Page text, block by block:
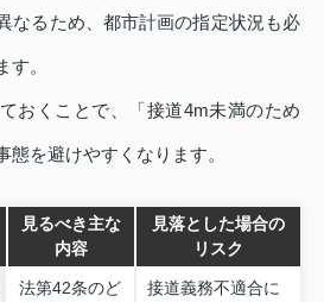
なるため、都市計画の指定状況も必
。
おくことで、「接道4m未満のため
を避けやすくなります。
見るべき主な
内容
見落とした場合の
リスク
法第42条のど
接道義務不適合に